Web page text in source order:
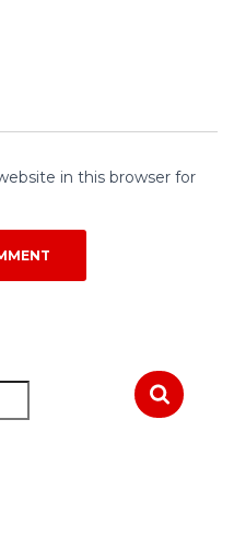
in this browser for